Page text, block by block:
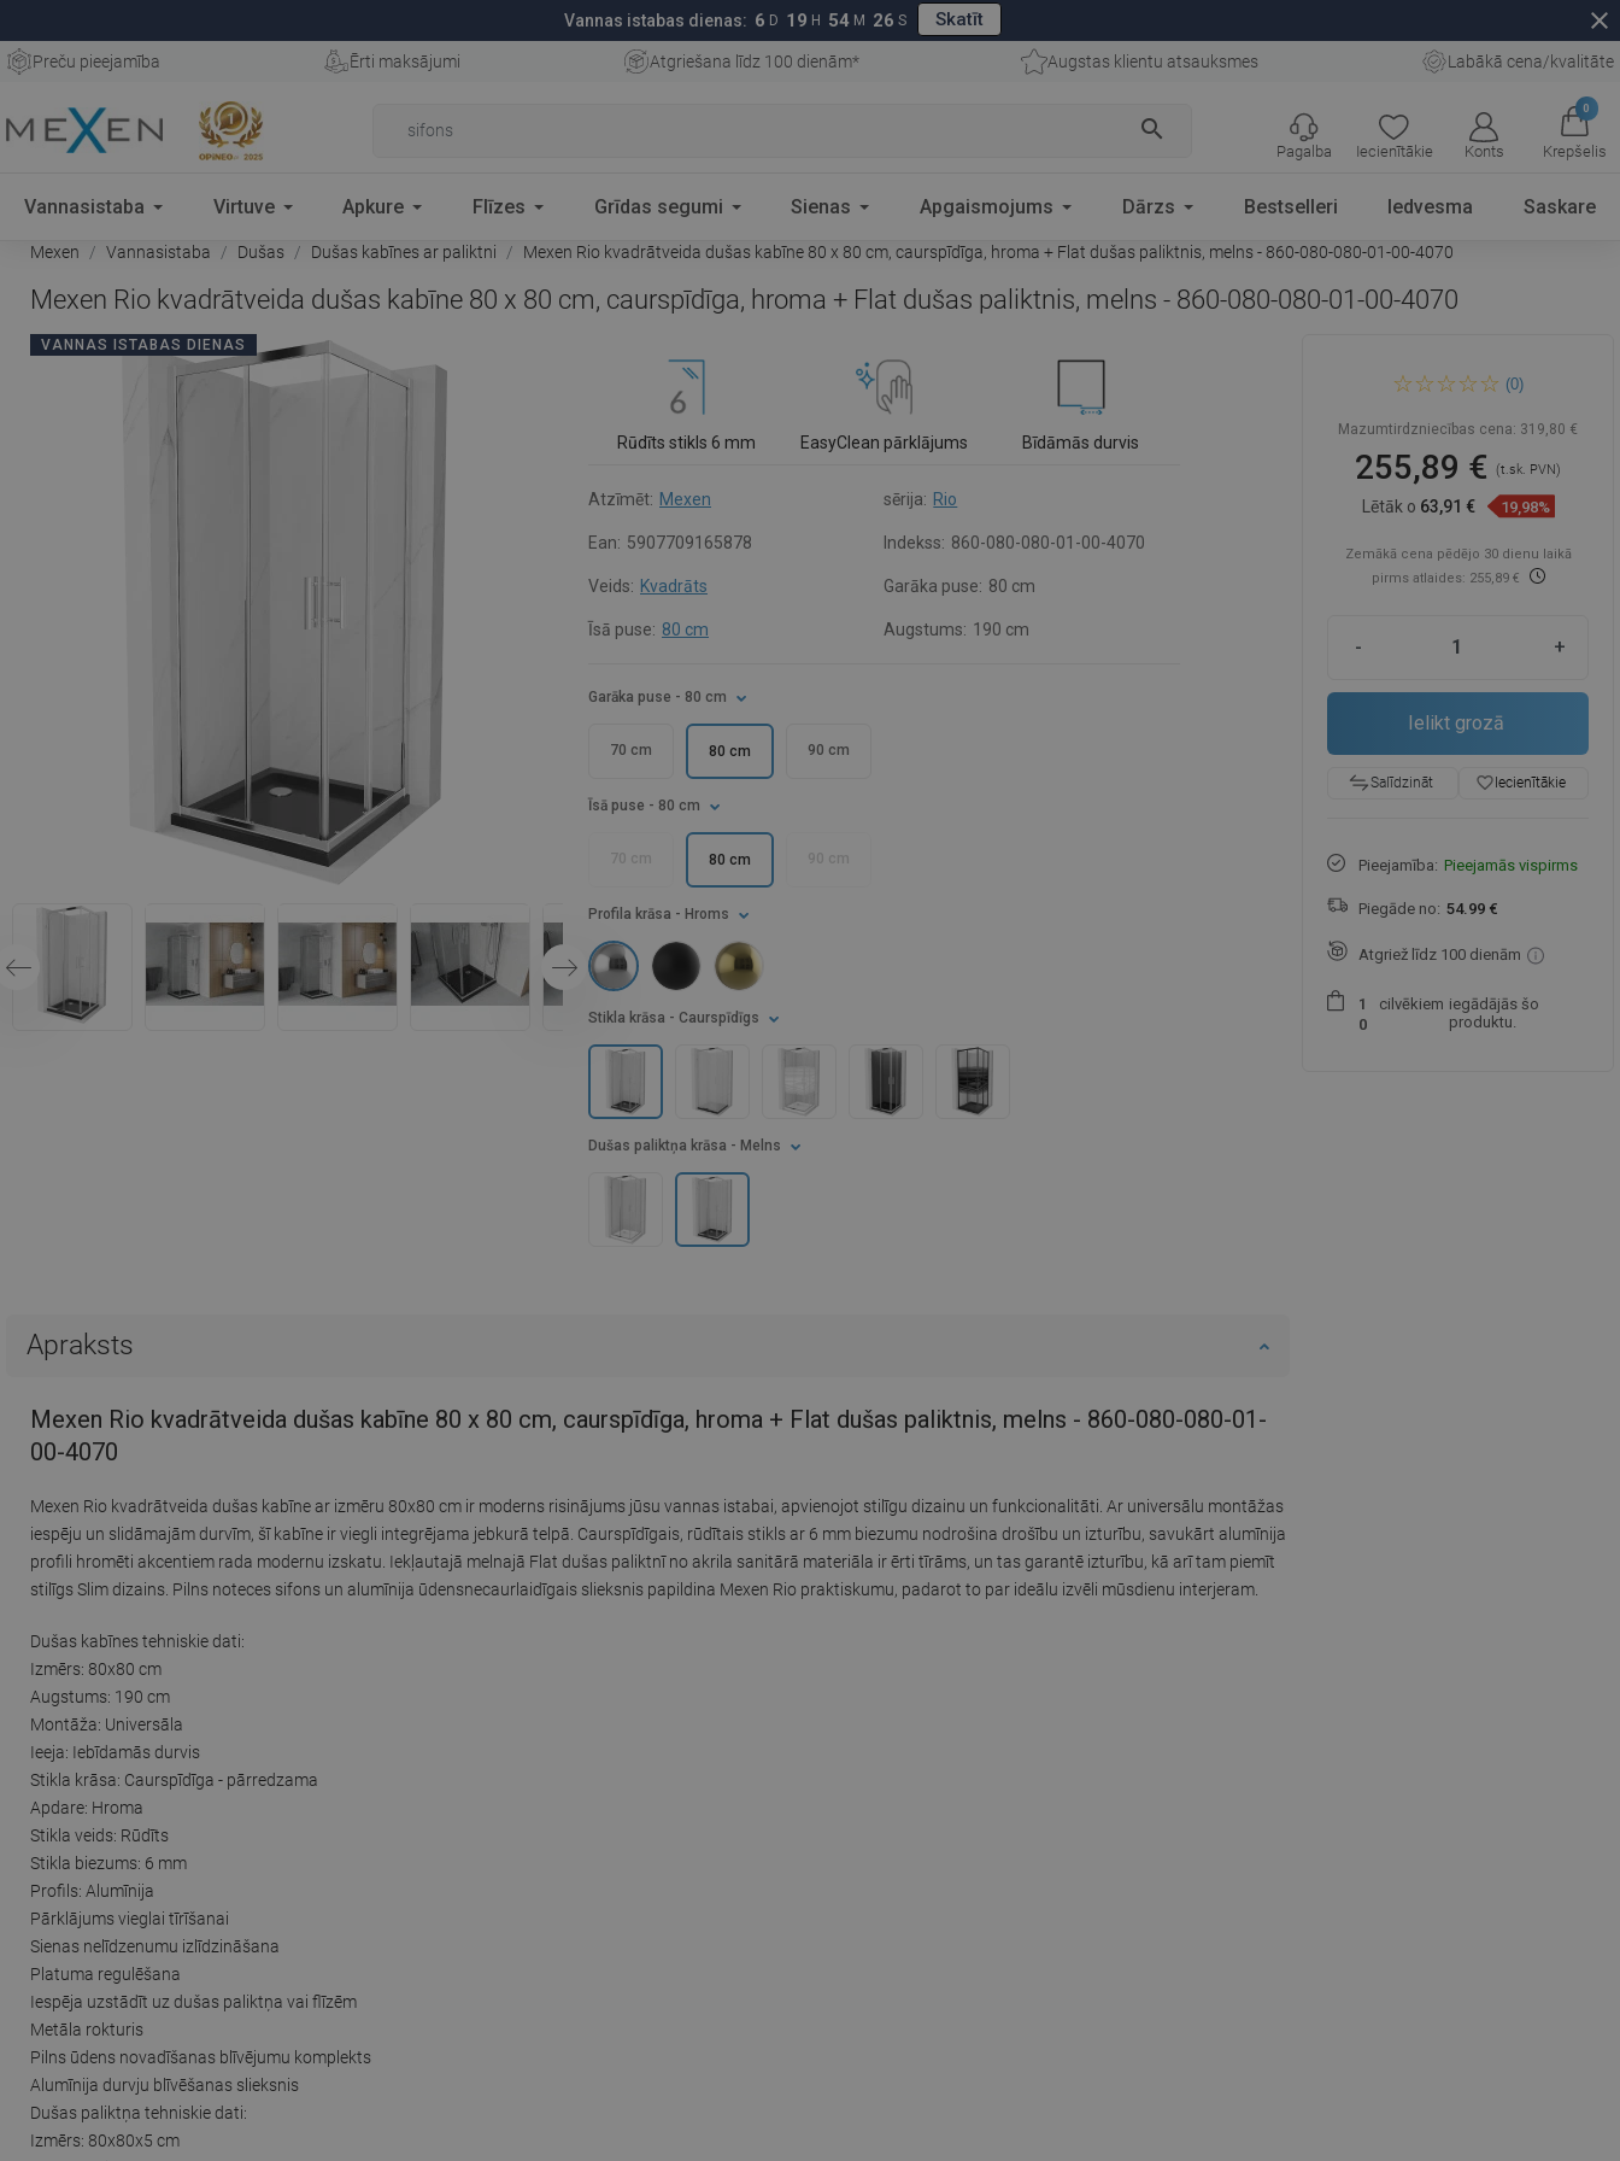
Vannas istabas dienas: 6 D 19 H 54 M 25 S Skatīt close
Preču pieejamība Ērti maksājumi Atgriešana līdz 100 dienām* Augstas klientu atsauksmes Labākā cena/kvalitāte
search
Iecienītākie Konts
0
Krepšelis
Pagalba
Vannasistaba Virtuve Apkure Flīzes Grīdas segumi Sienas Apgaismojums Dārzs Bestselleri Iedvesma Saskare
Mexen Vannasistaba Dušas Dušas kabīnes ar paliktni Mexen Rio kvadrātveida dušas kabīne 80 x 80 cm, caurspīdīga, hroma + Flat dušas paliktnis, melns - 860-080-080-01-00-4070
Mexen Rio kvadrātveida dušas kabīne 80 x 80 cm, caurspīdīga, hroma + Flat dušas paliktnis, melns - 860-080-080-01-00-4070
VANNAS ISTABAS DIENAS
Rūdīts stikls 6 mm EasyClean pārklājums Bīdāmās durvis
Atzīmēt: Mexen sērija: Rio
Ean: 5907709165878 Indekss: 860-080-080-01-00-4070
Veids: Kvadrāts Garāka puse: 80 cm
Īsā puse: 80 cm Augstums: 190 cm
Garāka puse - 80 cm
70 cm 80 cm 90 cm
Īsā puse - 80 cm
70 cm 80 cm 90 cm
Stikla krāsa - Caurspīdīgs
Profila krāsa - Hroms
Dušas paliktņa krāsa - Melns
Apraksts
Mexen Rio kvadrātveida dušas kabīne 80 x 80 cm, caurspīdīga, hroma + Flat dušas paliktnis, melns - 860-080-080-01-
00-4070
Mexen Rio kvadrātveida dušas kabīne ar izmēru 80x80 cm ir moderns risinājums jūsu vannas istabai, apvienojot stilīgu dizainu un funkcionalitāti. Ar universālu montāžas
iespēju un slidāmajām durvīm, šī kabīne ir viegli integrējama jebkurā telpā. Caurspīdīgais, rūdītais stikls ar 6 mm biezumu nodrošina drošību un izturību, savukārt alumīnija
profili hromēti akcentiem rada modernu izskatu. Iekļautajā melnajā Flat dušas paliktnī no akrila sanitārā materiāla ir ērti tīrāms, un tas garantē izturību, kā arī tam piemīt
stilīgs Slim dizains. Pilns noteces sifons un alumīnija ūdensnecaurlaidīgais slieksnis papildina Mexen Rio praktiskumu, padarot to par ideālu izvēli mūsdienu interjeram.
Dušas kabīnes tehniskie dati:
Izmērs: 80x80 cm
Augstums: 190 cm
Montāža: Universāla
Ieeja: Iebīdamās durvis
Stikla krāsa: Caurspīdīga - pārredzama
Apdare: Hroma
Stikla veids: Rūdīts
Stikla biezums: 6 mm
Profils: Alumīnija
Pārklājums vieglai tīrīšanai
Sienas nelīdzenumu izlīdzināšana
Platuma regulēšana
Iespēja uzstādīt uz dušas paliktņa vai flīzēm
Metāla rokturis
Pilns ūdens novadīšanas blīvējumu komplekts
Alumīnija durvju blīvēšanas slieksnis
Dušas paliktņa tehniskie dati:
Izmērs: 80x80x5 cm
dušas kabīne 80 x 80 cm,
dušas paliktnis, melns - 860-
080-080-01-00-4070
(0)
Mazumtirdzniecības cena: 319,80 €
255,89 €(t.sk. PVN)
Lētāk o 63,91 € 19,98%
Zemākā cena pēdējo 30 dienu laikā
pirms atlaides: 255,89 €
- +
Ielikt grozā
Salīdzināt favorite_borderIecienītākie
Pieejamība: Pieejamās vispirms
Piegāde no: 54.99 €
Atgriež līdz 100 dienām
1
0
cilvēkiem iegādājās šo
produktu.